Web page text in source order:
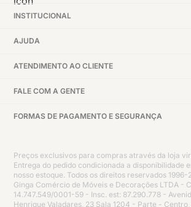
INSTITUCIONAL
AJUDA
ATENDIMENTO AO CLIENTE
FALE COM A GENTE
FORMAS DE PAGAMENTO E SEGURANÇA
Preços exclusivos para compras através da loja
Entrega do pedido condicionada a disponibilidade
nosso estoque. Todos os direitos reservados 1996-
Ginga Comércio de Móveis e Decorações LTDA -
14.747.549/0001-59 - Insc. est: 87.290.778 -
Henrique Valadares, 23 Sala 1204 - Parte - Centro,